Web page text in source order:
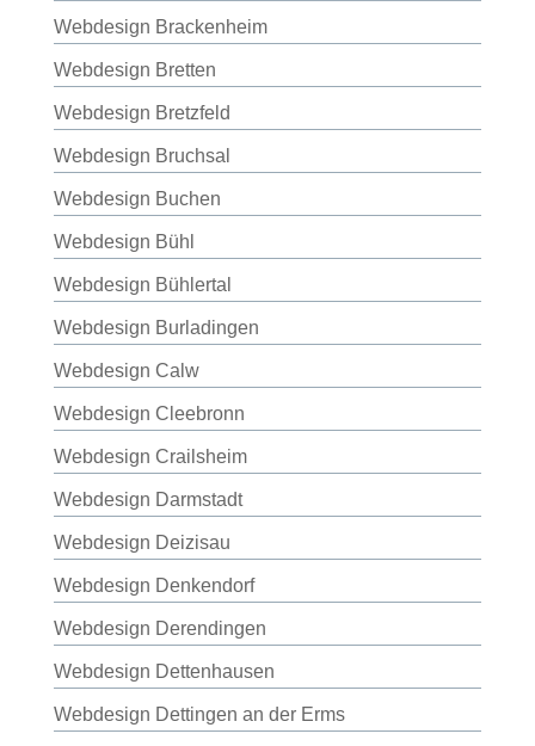
Webdesign Brackenheim
Webdesign Bretten
Webdesign Bretzfeld
Webdesign Bruchsal
Webdesign Buchen
Webdesign Bühl
Webdesign Bühlertal
Webdesign Burladingen
Webdesign Calw
Webdesign Cleebronn
Webdesign Crailsheim
Webdesign Darmstadt
Webdesign Deizisau
Webdesign Denkendorf
Webdesign Derendingen
Webdesign Dettenhausen
Webdesign Dettingen an der Erms